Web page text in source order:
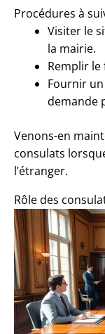
Procédures à
Visiter le
la mairie.
Remplir
Fournir
demande
Venons-en
consulats
l’étranger.
Rôle des